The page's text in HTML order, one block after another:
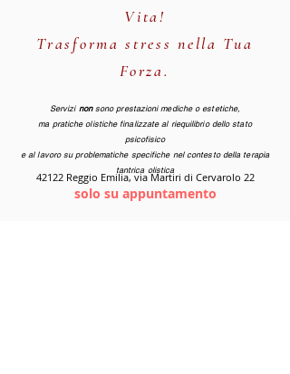
Vita!
Trasforma stress nella Tua
Forza.
42122 Reggio Emilia, via Martiri di Cervarolo 22
solo su appuntamento
Servizi nonsono prestazioni mediche o estetiche,
ma pratiche olistiche finalizzate al riequilibrio dello stato
psicofisico
e al lavoro su problematiche specifiche nel contesto della terapia
tantrica olistica